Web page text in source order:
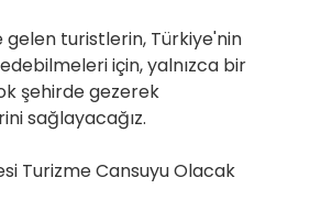
gelen turistlerin, Türkiye'nin
için, yalnızca bir
şehirde gezerek
sağlayacağız.
Turizme Cansuyu Olacak